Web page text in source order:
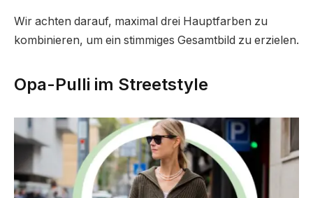
Wir achten darauf, maximal drei Hauptfarben zu
kombinieren, um ein stimmiges Gesamtbild zu erzielen.
Opa-Pulli im Streetstyle